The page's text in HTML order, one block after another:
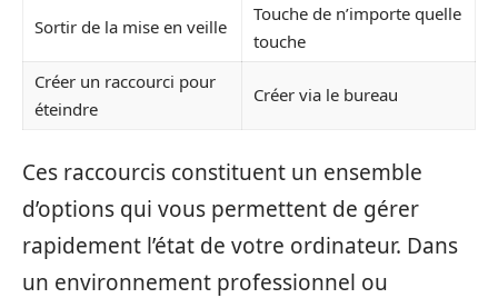
Sortir de la mise en veille
Touche de n’importe quelle
touche
Créer un raccourci pour
éteindre
Créer via le bureau
Ces raccourcis constituent un ensemble
d’options qui vous permettent de gérer
rapidement l’état de votre ordinateur. Dans
un environnement professionnel ou